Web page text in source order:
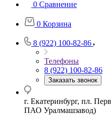
0 Сравнение
0 Корзина
8 (922) 100-82-86
Телефоны
8 (922) 100-82-86
Заказать звонок
г. Екатеринбург, пл.
ПАО Уралмашзавод)